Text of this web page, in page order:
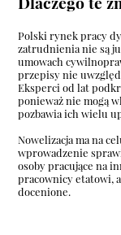
Polski rynek pracy
zatrudnienia nie są
umowach
przepisy nie
Eksperci od lat
ponieważ nie mogą
pozbawia ich wielu
Nowelizacja ma na
wprowadzenie
osoby pracujące na
pracownicy etatowi,
docenione.